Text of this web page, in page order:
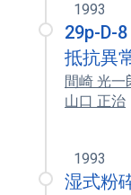
1993
29p-D-
抵抗異
間崎 光一
山口 正治
1993
湿式粉